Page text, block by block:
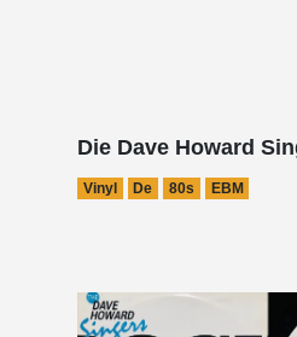
Die Dave Howard
Vinyl De 80s EBM